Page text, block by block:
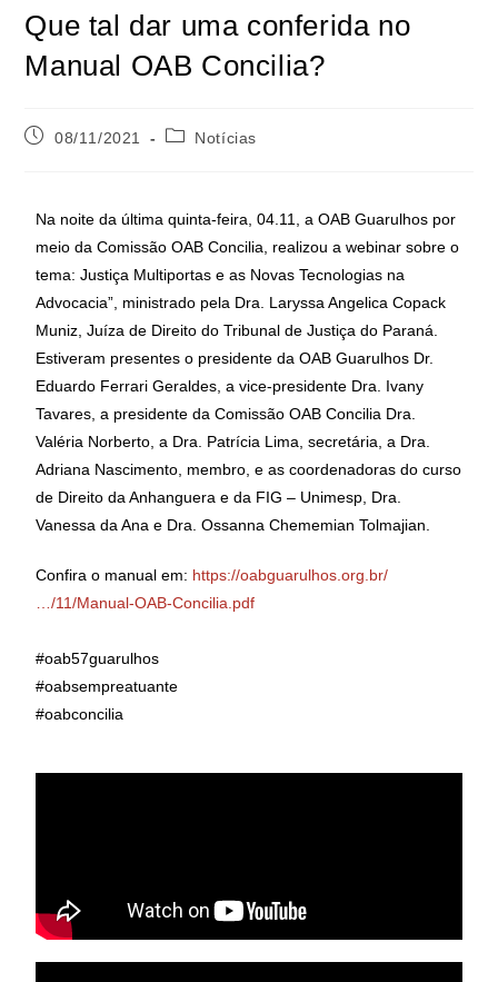
Que tal dar uma conferida no
Manual OAB Concilia?
08/11/2021 Notícias
Na noite da última quinta-feira, 04.11, a OAB Guarulhos por
meio da Comissão OAB Concilia, realizou a webinar sobre o
tema: Justiça Multiportas e as Novas Tecnologias na
Advocacia”, ministrado pela Dra. Laryssa Angelica Copack
Muniz, Juíza de Direito do Tribunal de Justiça do Paraná.
Estiveram presentes o presidente da OAB Guarulhos Dr.
Eduardo Ferrari Geraldes, a vice-presidente Dra. Ivany
Tavares, a presidente da Comissão OAB Concilia Dra.
Valéria Norberto, a Dra. Patrícia Lima, secretária, a Dra.
Adriana Nascimento, membro, e as coordenadoras do curso
de Direito da Anhanguera e da FIG – Unimesp, Dra.
Vanessa da Ana e Dra. Ossanna Chememian Tolmajian.
Confira o manual em: https://oabguarulhos.org.br/
…/11/Manual-OAB-Concilia.pdf
#oab57guarulhos
#oabsempreatuante
#oabconcilia